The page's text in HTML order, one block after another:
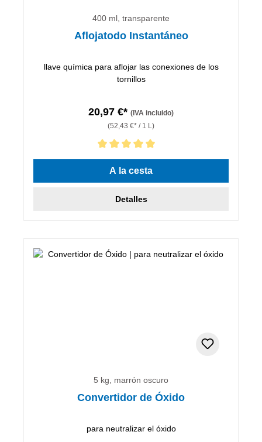
400 ml, transparente
Aflojatodo Instantáneo
llave química para aflojar las conexiones de los
tornillos
20,97 €* (IVA incluido)
(52,43 €* / 1 L)
Calificación promedio de 5 de 5 estrellas
A la cesta
Detalles
5 kg, marrón oscuro
Convertidor de Óxido
para neutralizar el óxido